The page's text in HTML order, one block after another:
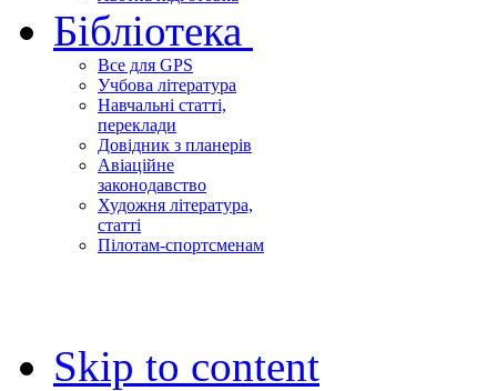
Бібліотека
Все для GPS
Учбова література
Навчальні статті,
переклади
Довідник з планерів
Авіаційне
законодавство
Художня література,
статті
Пілотам-спортсменам
Skip to content